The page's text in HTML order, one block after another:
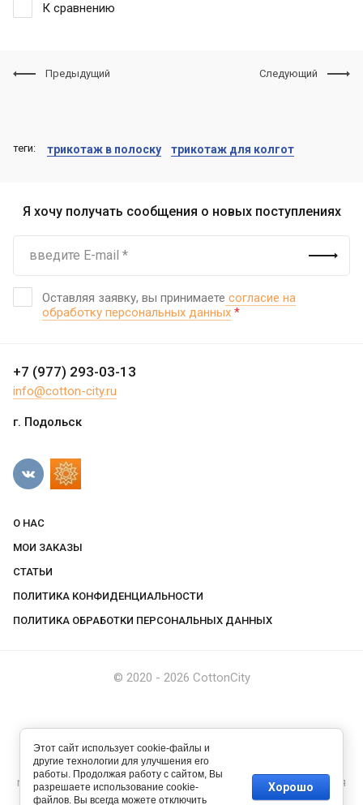
К сравнению
Предыдущий Следующий
теги: трикотаж в полоску трикотаж для колгот
Я хочу получать сообщения о новых поступлениях
Оставляя заявку, вы принимаете согласие на
обработку персональных данных *
+7 (977) 293-03-13
info@cotton-city.ru
г. Подольск
О НАС
МОИ ЗАКАЗЫ
СТАТЬИ
ПОЛИТИКА КОНФИДЕНЦИАЛЬНОСТИ
ПОЛИТИКА ОБРАБОТКИ ПЕРСОНАЛЬНЫХ ДАННЫХ
© 2020 - 2026 CottonCity
newcotton-city.ru — создание интернет-магазина, веб-студия
Мегагрупп
Этот сайт использует cookie-файлы и
другие технологии для улучшения его
работы. Продолжая работу с сайтом, Вы
разрешаете использование cookie-
файлов. Вы всегда можете отключить
Хорошо